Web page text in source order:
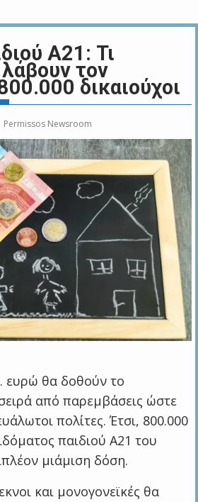
Α21: Τι
τον
δικαιούχοι
Permissos Newsroom
ευρώ θα δοθούν το
από παρεμβάσεις ώστε
πολίτες. Έτσι, 800.000
παιδιού Α21 του
μιάμιση δόση.
και μονογονεϊκές θα